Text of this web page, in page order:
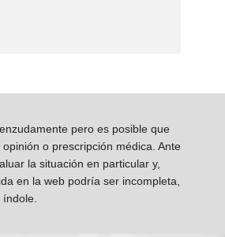
pero es posible que
o prescripción médica. Ante
la situación en particular y,
en la web podría ser incompleta,